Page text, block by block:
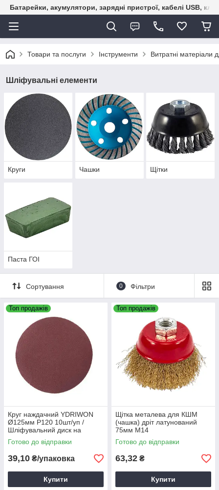
Батарейки, акумулятори, зарядні пристрої, кабелі USB,
Товари та послуги Інструменти Витратні матеріали
Шліфувальні елементи
Круги Чашки Щітки
Паста ГОІ
Сортування 0 Фільтри
Топ продажів
Круг наждачний YDRIWON
Ø125мм P120 10шт/уп /
Шліфувальний диск на
липучці для дерева, металу
та ЛФМ
Готово до відправки
39,10 ₴/упаковка
Купити
Топ продажів
Щітка металева для КШМ
(чашка) дріт латунований
75мм М14
Готово до відправки
63,32 ₴
Купити